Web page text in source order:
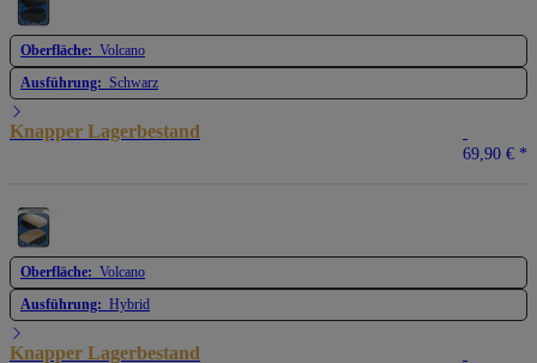
Oberfläche: Volcano
Ausführung: Schwarz
Knapper Lagerbestand
69,90 € *
Oberfläche: Volcano
Ausführung: Hybrid
Knapper Lagerbestand